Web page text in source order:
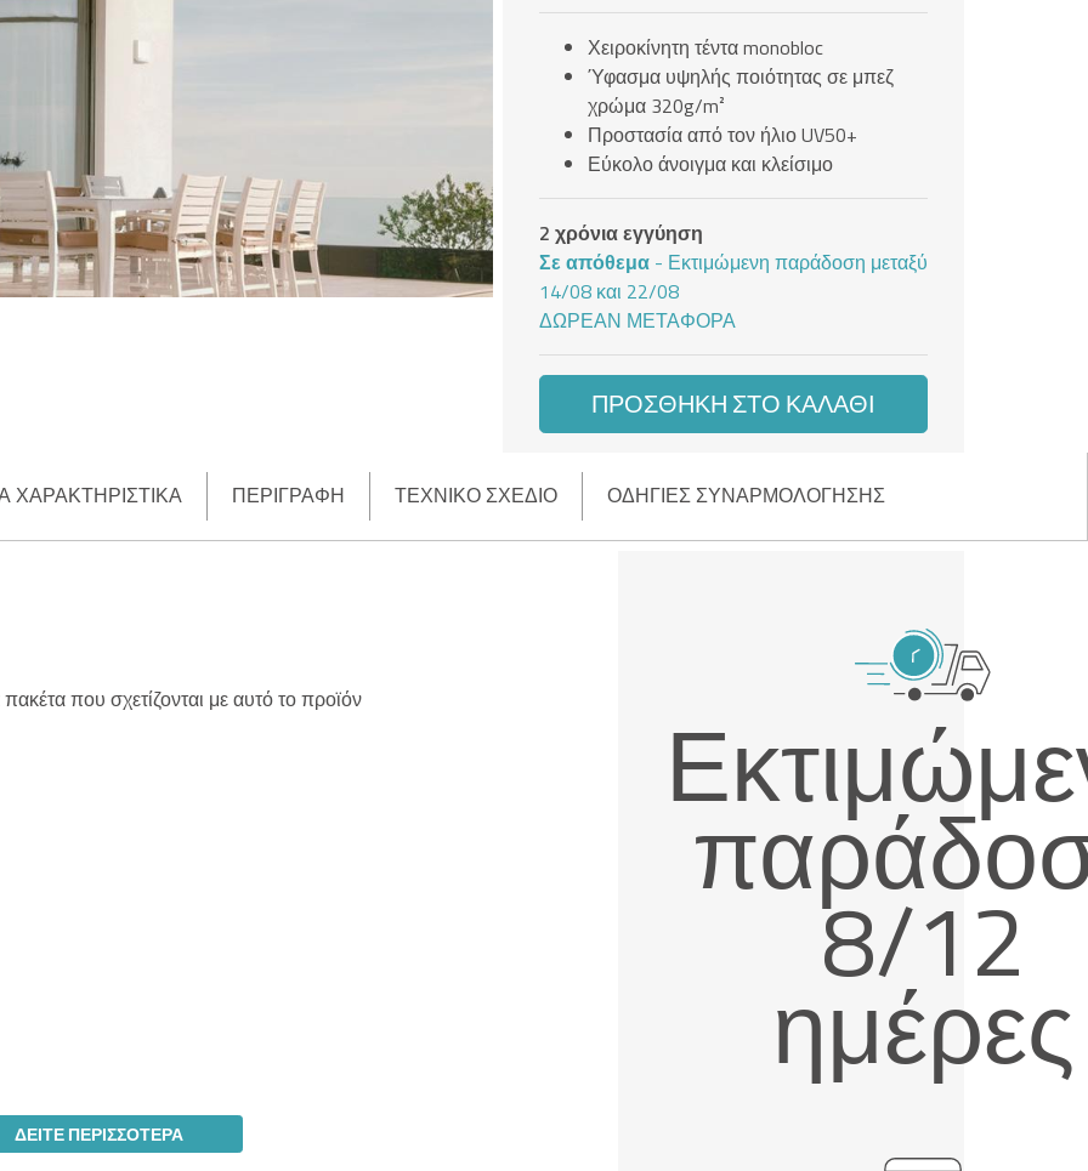
Χειροκίνητη τέντα monobloc
Ύφασμα υψηλής ποιότητας σε μπεζ
χρώμα 320g/m²
Προστασία από τον ήλιο UV50+
Εύκολο άνοιγμα και κλείσιμο
2 χρόνια εγγύηση
Σε απόθεμα - Εκτιμώμενη παράδοση μεταξύ
14/08 και 22/08
ΔΩΡΕΆΝ ΜΕΤΑΦΟΡΆ
ΠΡΟΣΘΉΚΗ ΣΤΟ ΚΑΛΆΘΙ
ΧΑΡΑΚΤΗΡΙΣΤΙΚΆ ΠΕΡΙΓΡΑΦΉ ΤΕΧΝΙΚΌ ΣΧΈΔΙΟ ΟΔΗΓΊΕΣ ΣΥΝΑΡΜΟΛΌΓΗΣΗΣ
που σχετίζονται με αυτό το προϊόν
ΔΕΊΤΕ ΠΕΡΙΣΣΌΤΕΡΑ
8/12
ημέρες